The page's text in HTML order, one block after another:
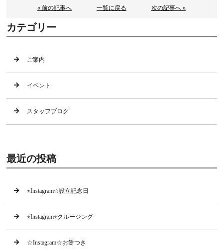
« 前の記事へ 一覧に戻る 次の記事へ »
カテゴリー
ご案内
イベント
スタッフブログ
最近の投稿
⭐︎Instagram☆設立記念日
⭐︎Instagram⭐︎クルージング
☆Instagram☆お餅つき